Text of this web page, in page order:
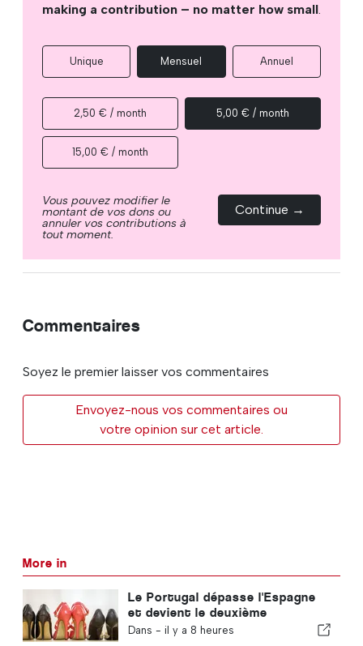
making a contribution – no matter how small.
Unique Mensuel Annuel
2,50 € / month 5,00 € / month
15,00 € / month
Vous pouvez modifier le
montant de vos dons ou
annuler vos contributions à
tout moment.
Continue →
Commentaires
Soyez le premier laisser vos commentaires
Envoyez-nous vos commentaires ou
votre opinion sur cet article.
More in
Le Portugal dépasse l'Espagne
et devient le deuxième
producteur européen de
Dans - il y a 8 heures